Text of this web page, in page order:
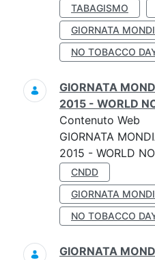
TABAGISMO
GIORNATA
NO TOBACCO
GIORNATA
2015 - WORLD
Contenuto Web
GIORNATA
2015 - WORLD
CNDD
GIORNATA
NO TOBACCO
GIORNATA